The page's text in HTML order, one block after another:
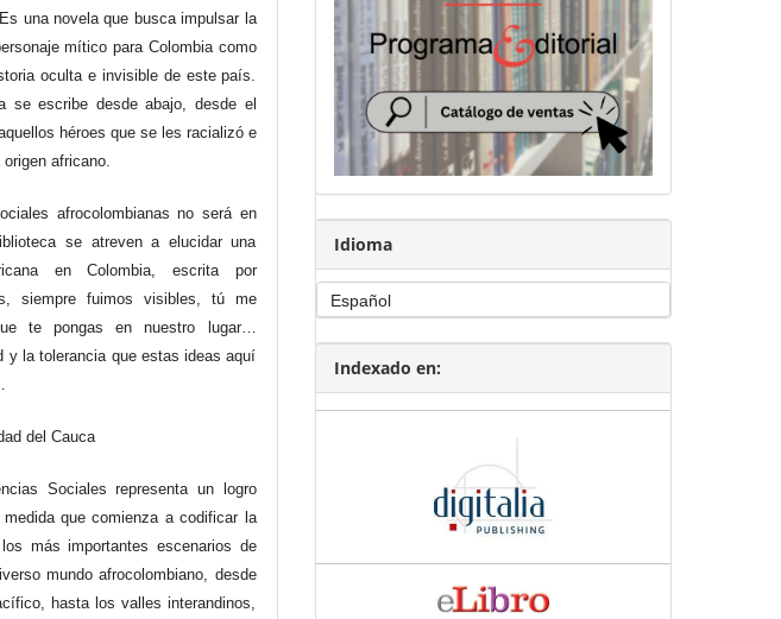
una novela que busca impulsar la
mítico para Colombia como
oculta e invisible de este país.
se escribe desde abajo, desde el
héroes que se les racializó e
africano.
afrocolombianas no será en
se atreven a elucidar una
en Colombia, escrita por
siempre fuimos visibles, tú me
te pongas en nuestro lugar…
y la tolerancia que estas ideas aquí
del Cauca
Sociales representa un logro
que comienza a codificar la
más importantes escenarios de
mundo afrocolombiano, desde
hasta los valles interandinos,
Idioma
Indexado en: